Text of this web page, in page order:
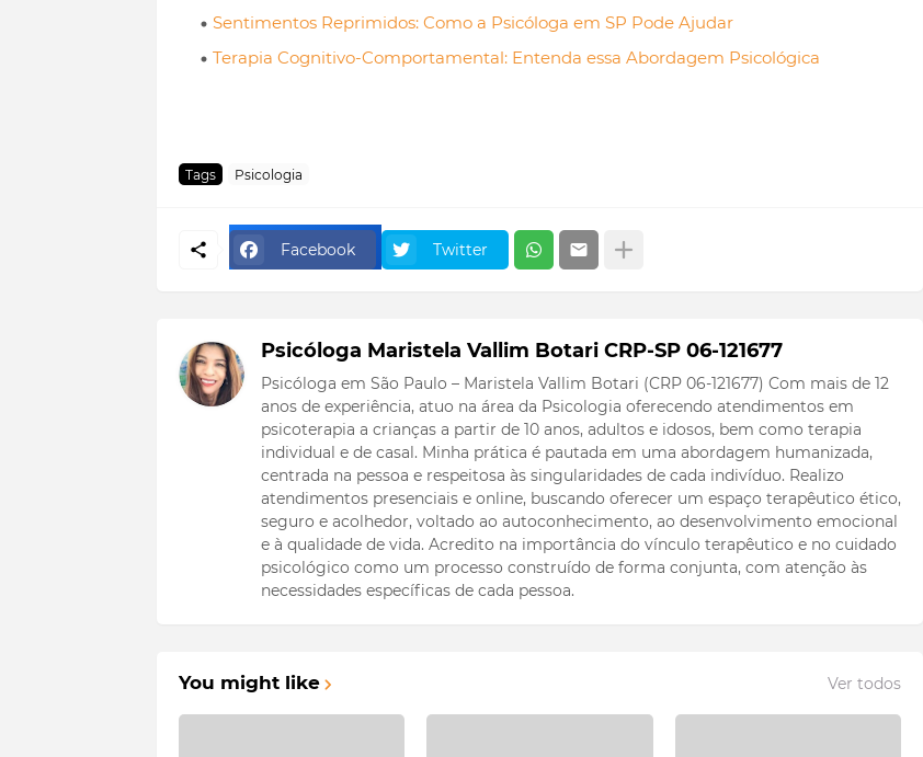
Sentimentos Reprimidos: Como a Psicóloga em SP Pode Ajudar
Terapia Cognitivo-Comportamental: Entenda essa Abordagem Psicológica
Tags Psicologia
Facebook Twitter
Psicóloga Maristela Vallim Botari CRP-SP 06-121677
Psicóloga em São Paulo – Maristela Vallim Botari (CRP 06-121677) Com mais de 12
anos de experiência, atuo na área da Psicologia oferecendo atendimentos em
psicoterapia a crianças a partir de 10 anos, adultos e idosos, bem como terapia
individual e de casal. Minha prática é pautada em uma abordagem humanizada,
centrada na pessoa e respeitosa às singularidades de cada indivíduo. Realizo
atendimentos presenciais e online, buscando oferecer um espaço terapêutico ético,
seguro e acolhedor, voltado ao autoconhecimento, ao desenvolvimento emocional
e à qualidade de vida. Acredito na importância do vínculo terapêutico e no cuidado
psicológico como um processo construído de forma conjunta, com atenção às
necessidades específicas de cada pessoa.
You might like Ver todos